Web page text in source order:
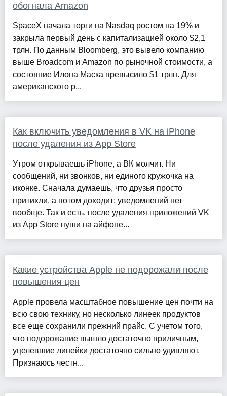
обогнала Amazon
SpaceX начала торги на Nasdaq ростом на 19% и
закрыла первый день с капитализацией около $2,1
трлн. По данным Bloomberg, это вывело компанию
выше Broadcom и Amazon по рыночной стоимости, а
состояние Илона Маска превысило $1 трлн. Для
американского р...
Как включить уведомления в VK на iPhone
после удаления из App Store
Утром открываешь iPhone, а ВК молчит. Ни
сообщений, ни звонков, ни единого кружочка на
иконке. Сначала думаешь, что друзья просто
притихли, а потом доходит: уведомлений нет
вообще. Так и есть, после удаления приложений VK
из App Store пуши на айфоне...
Какие устройства Apple не подорожали после
повышения цен
Apple провела масштабное повышение цен почти на
всю свою технику, но несколько линеек продуктов
все еще сохранили прежний прайс. С учетом того,
что подорожание вышло достаточно приличным,
уцелевшие линейки достаточно сильно удивляют.
Признаюсь честн...